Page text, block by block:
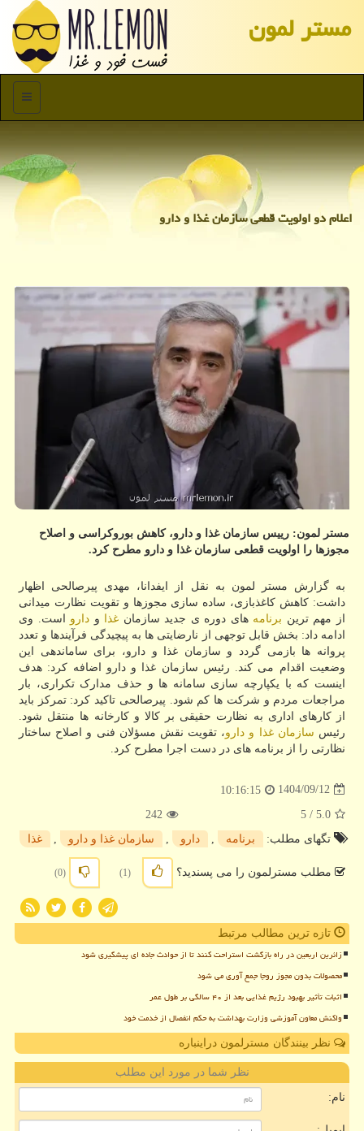
مستر لمون
منو
اعلام دو اولویت قطعی سازمان غذا و دارو
مستر لمون: رییس سازمان غذا و دارو، کاهش بوروکراسی و اصلاح
مجوزها را اولویت قطعی سازمان غذا و دارو مطرح کرد.
به گزارش مستر لمون به نقل از ایفدانا، مهدی پیرصالحی اظهار
داشت: کاهش کاغذبازی، ساده سازی مجوزها و تقویت نظارت میدانی
از مهم ترین برنامه های دوره ی جدید سازمان غذا و دارو است. وی
ادامه داد: بخش قابل توجهی از نارضایتی ها به پیچیدگی فرآیندها و تعدد
پروانه ها بازمی گردد و سازمان غذا و دارو، برای ساماندهی این
وضعیت اقدام می کند. رئیس سازمان غذا و دارو اضافه کرد: هدف
اینست که با یکپارچه سازی سامانه ها و حذف مدارک تکراری، بار
مراجعات مردم و شرکت ها کم شود. پیرصالحی تاکید کرد: تمرکز باید
از کارهای اداری به نظارت حقیقی بر کالا و کارخانه ها منتقل شود.
رئیس سازمان غذا و دارو، تقویت نقش مسؤلان فنی و اصلاح ساختار
نظارتی را از برنامه های در دست اجرا مطرح کرد.
1404/09/12
10:16:15
5.0
/ 5
242
تگهای مطلب:
برنامه دارو سازمان غذا و دارو غذا
مطلب مسترلمون را می پسندید؟ (1)
(0)
تازه ترین مطالب مرتبط
زائرین اربعین در راه بازگشت استراحت کنند تا از حوادث جاده ای پیشگیری شود
محصولات بدون مجوز روجا جمع آوری می شود
اثبات تأثیر بهبود رژیم غذایی بعد از ۴۰ سالگی بر طول عمر
واکنش معاون آموزشی وزارت بهداشت به حکم انفصال از خدمت خود
نظر بینندگان مسترلمون دراینباره
نظر شما در مورد این مطلب
نام: